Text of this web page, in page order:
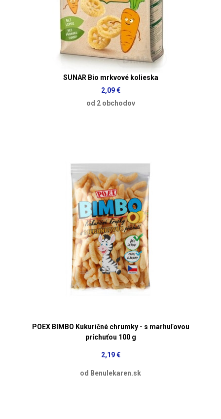
SUNAR Bio mrkvové kolieska
2,09 €
od 2 obchodov
POEX BIMBO Kukuričné chrumky - s marhuľovou
príchuťou 100 g
2,19 €
od Benulekaren.sk